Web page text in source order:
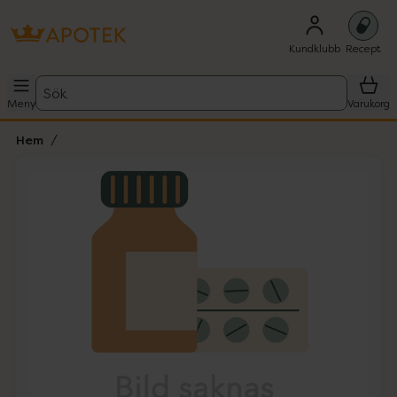
Kundklubb Recept
Meny
Sök
Varukorg
Hem
Lista: . Innehåller 1 objekt.